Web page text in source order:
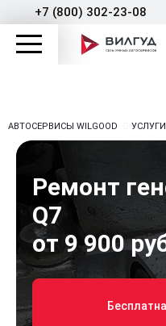
+7 (800) 302-23-08
АВТОСЕРВИСЫ WILGOOD УСЛУГИ
Ремонт
Q7
от 9 900